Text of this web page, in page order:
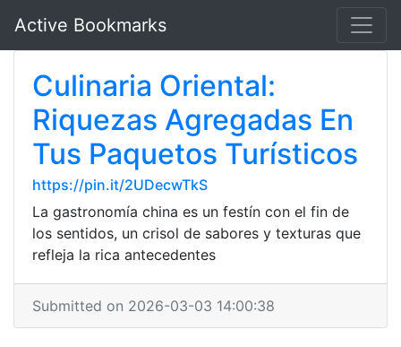
Active Bookmarks
Culinaria Oriental:
Riquezas Agregadas En
Tus Paquetos Turísticos
https://pin.it/2UDecwTkS
La gastronomía china es un festín con el fin de
los sentidos, un crisol de sabores y texturas que
refleja la rica antecedentes
Submitted on 2026-03-03 14:00:38